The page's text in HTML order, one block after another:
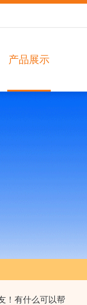
！有什么可以帮
产品展示